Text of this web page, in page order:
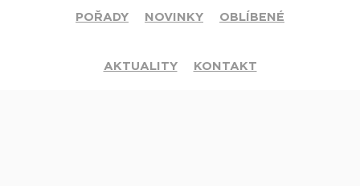
POŘADY NOVINKY OBLÍBENÉ
AKTUALITY KONTAKT